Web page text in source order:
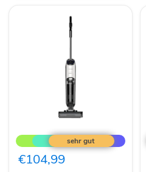
WCW
6270
Nass-/Trockensauger
1400W
€104,99